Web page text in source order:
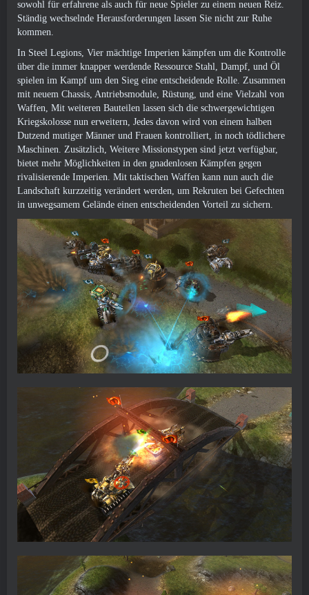
sowohl für erfahrene als auch für neue Spieler zu einem neuen Reiz.
Ständig wechselnde Herausforderungen lassen Sie nicht zur Ruhe
kommen.
In Steel Legions, Vier mächtige Imperien kämpfen um die Kontrolle
über die immer knapper werdende Ressource Stahl, Dampf, und Öl
spielen im Kampf um den Sieg eine entscheidende Rolle. Zusammen
mit neuem Chassis, Antriebsmodule, Rüstung, und eine Vielzahl von
Waffen, Mit weiteren Bauteilen lassen sich die schwergewichtigen
Kriegskolosse nun erweitern, Jedes davon wird von einem halben
Dutzend mutiger Männer und Frauen kontrolliert, in noch tödlichere
Maschinen. Zusätzlich, Weitere Missionstypen sind jetzt verfügbar,
bietet mehr Möglichkeiten in den gnadenlosen Kämpfen gegen
rivalisierende Imperien. Mit taktischen Waffen kann nun auch die
Landschaft kurzzeitig verändert werden, um Rekruten bei Gefechten
in unwegsamem Gelände einen entscheidenden Vorteil zu sichern.